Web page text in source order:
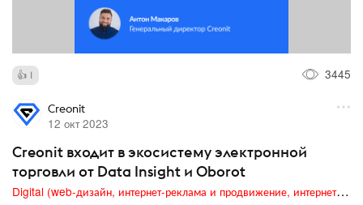
1 3445
Creonit
12 окт 2023
Creonit входит в экосистему электронной
торговли от Data Insight и Oborot
Digital (web-дизайн, интернет-реклама и продвижение, интернет-сообщества и блоги, интернет-коммуникации, мобильный маркетинг, реклама на цифровых экранах)